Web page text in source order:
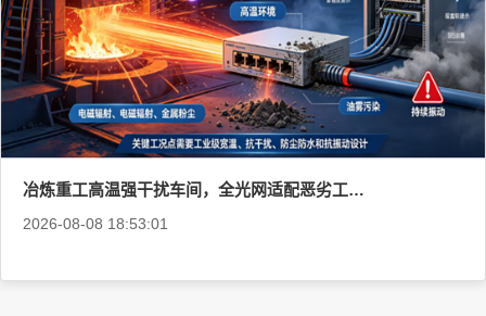
冶炼重工高温强干扰车间，全光网适配恶劣工业工况
2026-08-08 18:53:01